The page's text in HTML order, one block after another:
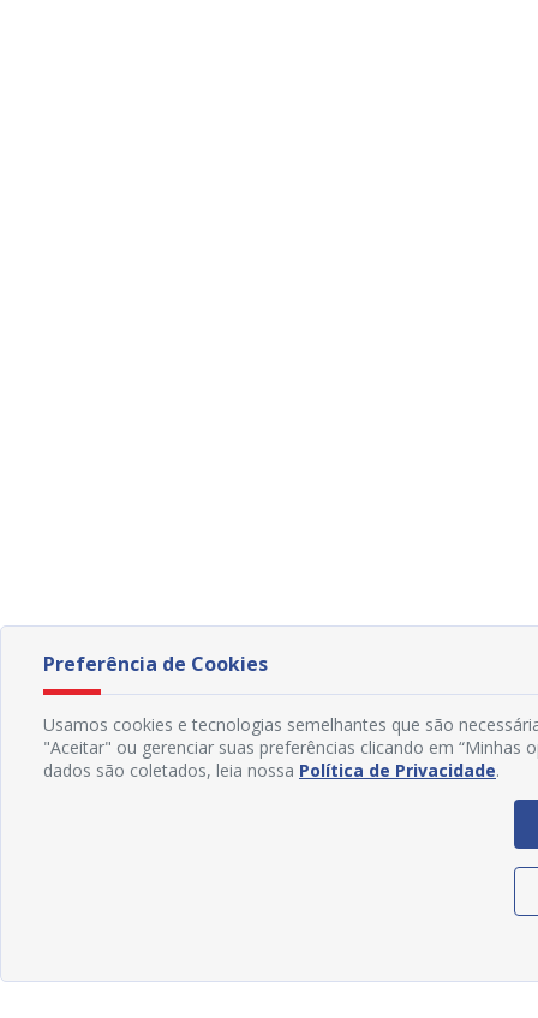
Preferência de Cookies
Usamos cookies e tecnologias semelhantes que são
"Aceitar" ou gerenciar suas preferências clicando em
dados são coletados, leia nossa Política de Privacidade.